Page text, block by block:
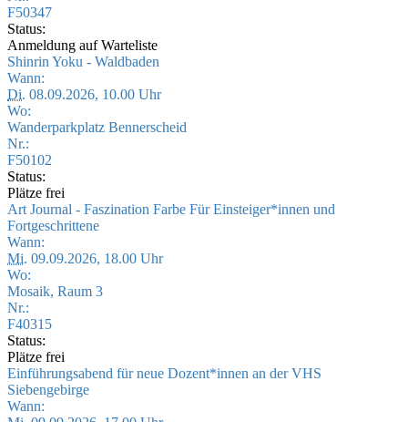
F50347
Status:
Anmeldung auf Warteliste
Shinrin Yoku - Waldbaden
Wann:
Di. 08.09.2026, 10.00 Uhr
Wo:
Wanderparkplatz Bennerscheid
Nr.:
F50102
Status:
Plätze frei
Art Journal - Faszination Farbe Für Einsteiger*innen und
Fortgeschrittene
Wann:
Mi. 09.09.2026, 18.00 Uhr
Wo:
Mosaik, Raum 3
Nr.:
F40315
Status:
Plätze frei
Einführungsabend für neue Dozent*innen an der VHS
Siebengebirge
Wann: